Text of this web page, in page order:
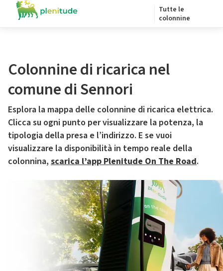
Tutte le
colonnine
Colonnine di ricarica nel
comune di Sennori
Esplora la mappa delle colonnine di ricarica elettrica.
Clicca su ogni punto per visualizzare la potenza, la
tipologia della presa e l’indirizzo. E se vuoi
visualizzare la disponibilità in tempo reale della
colonnina, scarica l’app Plenitude On The Road.